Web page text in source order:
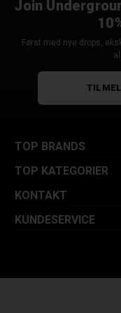
Join
Først med nye drops,
TOP BRANDS
TOP KATEGORIER
KONTAKT
KUNDESERVICE